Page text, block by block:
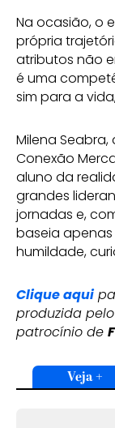
Na ocasião, o
própria
atributos não
é uma
sim para a
Milena
Conexão
aluno da
grandes
jornadas e,
baseia
humildade,
Clique aqui
produzida pelo
patrocínio de
Veja +